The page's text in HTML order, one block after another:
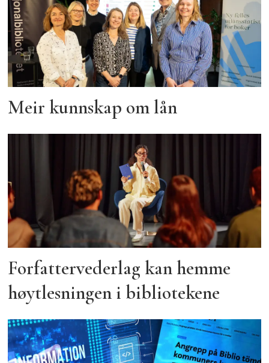
Meir kunnskap om lån
Forfattervederlag kan hemme
høytlesningen i bibliotekene